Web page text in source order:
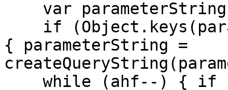
{ parameterString =